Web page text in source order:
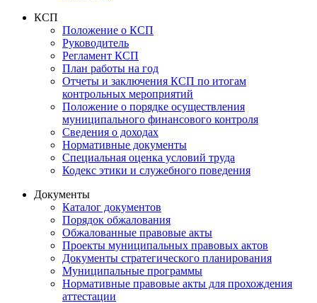
КСП
Положение о КСП
Руководитель
Регламент КСП
План работы на год
Отчеты и заключения КСП по итогам
контрольных мероприятий
Положение о порядке осуществления
муниципального финансового контроля
Сведения о доходах
Нормативные документы
Специальная оценка условий труда
Кодекс этики и служебного поведения
Документы
Каталог документов
Порядок обжалования
Обжалованные правовые акты
Проекты муниципальных правовых актов
Документы стратегического планирования
Муниципальные программы
Нормативные правовые акты для прохождения
аттестации